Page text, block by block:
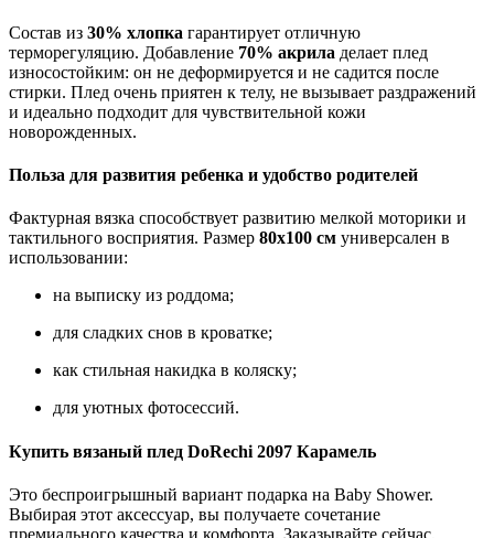
Состав из 30% хлопка гарантирует отличную
терморегуляцию. Добавление 70% акрила делает плед
износостойким: он не деформируется и не садится после
стирки. Плед очень приятен к телу, не вызывает раздражений
и идеально подходит для чувствительной кожи
новорожденных.
Польза для развития ребенка и удобство родителей
Фактурная вязка способствует развитию мелкой моторики и
тактильного восприятия. Размер 80х100 см универсален в
использовании:
на выписку из роддома;
для сладких снов в кроватке;
как стильная накидка в коляску;
для уютных фотосессий.
Купить вязаный плед DoRechi 2097 Карамель
Это беспроигрышный вариант подарка на Baby Shower.
Выбирая этот аксессуар, вы получаете сочетание
премиального качества и комфорта. Заказывайте сейчас,